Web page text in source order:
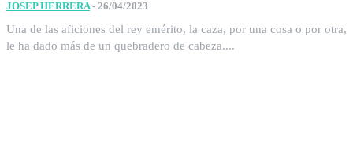
JOSEP HERRERA - 26/04/2023
Una de las aficiones del rey emérito, la caza, por una cosa o por otra,
le ha dado más de un quebradero de cabeza....